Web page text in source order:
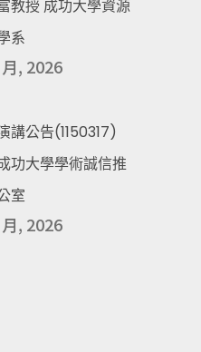
教授 成功大學資源
系
, 2026
講公告(1150317)
功大學學術誠信推
室
, 2026